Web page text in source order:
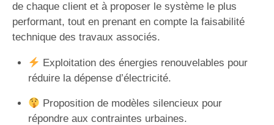
de chaque client et à proposer le système le plus
performant, tout en prenant en compte la faisabilité
technique des travaux associés.
Exploitation des énergies renouvelables pour
réduire la dépense d’électricité.
Proposition de modèles silencieux pour
répondre aux contraintes urbaines.